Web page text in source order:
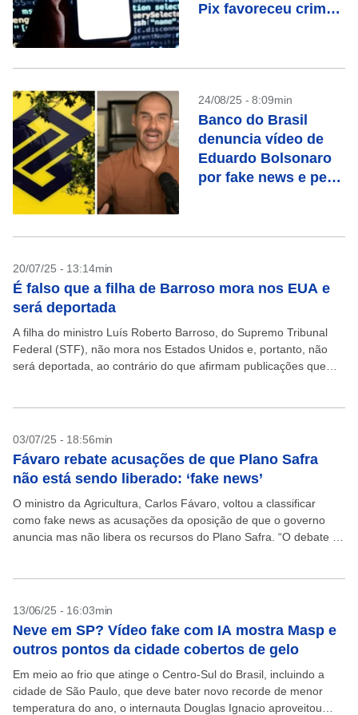
Pix favoreceu crime
24/08/25 - 8:09min
Banco do Brasil
denuncia vídeo de
Eduardo Bolsonaro
por fake news e pede
20/07/25 - 13:14min
É falso que a filha de Barroso mora nos EUA e
será deportada
A filha do ministro Luís Roberto Barroso, do Supremo Tribunal
Federal (STF), não mora nos Estados Unidos e, portanto, não
será deportada, ao contrário do que afirmam publicações que
03/07/25 - 18:56min
Fávaro rebate acusações de que Plano Safra
não está sendo liberado: ‘fake news’
O ministro da Agricultura, Carlos Fávaro, voltou a classificar
como fake news as acusações da oposição de que o governo
anuncia mas não libera os recursos do Plano Safra. “O debate é
13/06/25 - 16:03min
Neve em SP? Vídeo fake com IA mostra Masp e
outros pontos da cidade cobertos de gelo
Em meio ao frio que atinge o Centro-Sul do Brasil, incluindo a
cidade de São Paulo, que deve bater novo recorde de menor
temperatura do ano, o internauta Douglas Ignacio aproveitou